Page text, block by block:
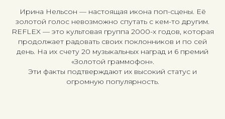
Ирина Нельсон — настоящая икона поп-сцены. Её
золотой голос невозможно спутать с кем-то другим.
REFLEX — это культовая группа 2000-х годов, которая
продолжает радовать своих поклонников и по сей
день. На их счету 20 музыкальных наград и 6 премий
«Золотой граммофон».
Эти факты подтверждают их высокий статус и
огромную популярность.